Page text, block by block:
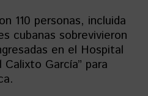
110 personas, incluida
cubanas sobrevivieron
en el Hospital
García” para